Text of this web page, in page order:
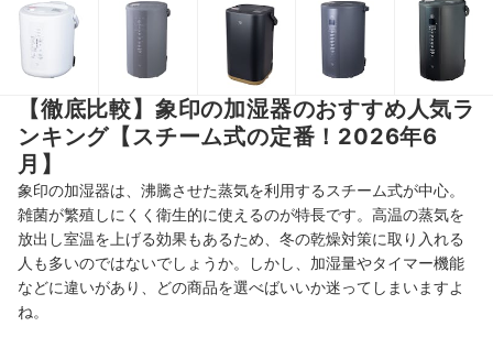
【徹底比較】象印の加湿器のおすすめ人気ラ
ンキング【スチーム式の定番！2026年6
月】
象印の加湿器は、沸騰させた蒸気を利用するスチーム式が中心。
雑菌が繁殖しにくく衛生的に使えるのが特長です。高温の蒸気を
放出し室温を上げる効果もあるため、冬の乾燥対策に取り入れる
人も多いのではないでしょうか。しかし、加湿量やタイマー機能
などに違いがあり、どの商品を選べばいいか迷ってしまいますよ
ね。